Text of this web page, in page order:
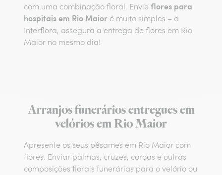
com uma combinação floral. Envie flores para
hospitais em Rio Maior é muito simples – a
Interflora, assegura a entrega de flores em Rio
Maior no mesmo dia!
Arranjos funerários entregues em
velórios em Rio Maior
Apresente os seus pêsames em Rio Maior com
flores. Enviar palmas, cruzes, coroas e outras
composições florais funerárias para o velório ou